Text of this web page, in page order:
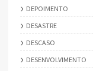
DEPOIMENTO
DESASTRE
DESCASO
DESENVOLVIMENTO